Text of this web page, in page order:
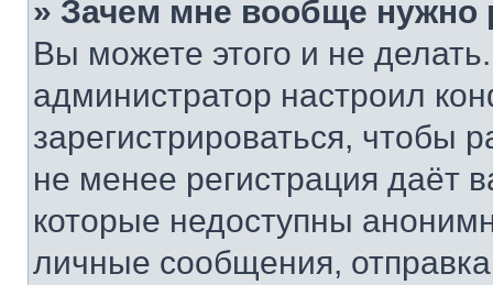
» Зачем мне вообще нужно
Вы можете этого и не
администратор настроил
зарегистрироваться, чтобы
не менее регистрация даёт
которые недоступны
личные сообщения,